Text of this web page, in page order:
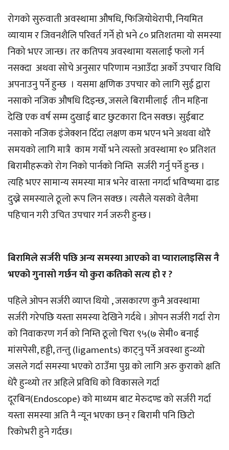
रोगको सुरुवाती अवस्थामा औषधि, फिजियोथेरापी, नियमित
व्यायाम र जिवनशैलि परिवर्त गर्ने हो भने ८० प्रतिशतमा यो समस्या
निको भएर जान्छ। तर कतिपय अवस्थामा यसलाई फलो गर्न
नसक्दा अथवा सोचे अनुसार परिणाम नआउँदा अर्को उपचार विधि
अपनाउनु पर्ने हुन्छ । यसमा क्षणिक उपचार को लागि सुई द्वारा
नसाको नजिक औषधि दिइन्छ, जसले बिरामीलाई तीन महिना
देखि एक वर्ष सम्म दुखाई बाट छुटकारा दिन सक्छ। सुईबाट
नसाको नजिक इंजेक्शन दिँदा लक्षण कम भएन भने अथवा थोरै
समयको लागि मात्रै काम गर्यो भने त्यस्तो अवस्थामा १० प्रतिशत
बिरामीहरूको रोग निको पार्नको निम्ति सर्जरी गर्नु पर्ने हुन्छ ।
त्यहि भएर सामान्य समस्या मात्र भनेर वास्ता नगर्दा भविष्यमा ढाड
दुख्ने समस्याले ठूलो रूप लिन सक्छ । त्यसैले यसको वेलैमा
पहिचान गरी उचित उपचार गर्न जरुरी हुन्छ ।
बिरामिले सर्जरी पछि अन्य समस्या आएको वा प्यारालाइसिस नै
भएको गुनासो गर्छन यो कुरा कतिको सत्य हो र ?
पहिले ओपन सर्जरी व्याप्त थियो , जसकारण कुनै अवस्थामा
सर्जरी गरेपछि यस्ता समस्या देखिने गर्दथे । ओपन सर्जरी गर्दा रोग
को निवाकरण गर्न को निम्ति ठूलो चिरा ९५(७ सेमी० बनाई
मांसपेसी, हड्डी, तन्तु (ligaments) काट्नु पर्ने अवस्था हुन्थ्यो
जसले गर्दा समस्या भएको ठाउँमा पुग्न को लागि अरु कुराको क्षति
धेरै हुन्थ्यो तर अहिले प्रविधि को विकासले गर्दा
दूरबिन(Endoscope) को माध्यम बाट मेरुदण्ड को सर्जरी गर्दा
यस्ता समस्या अति नै न्यून भएका छन् र बिरामी पनि छिटो
रिकोभरी हुने गर्दछ।